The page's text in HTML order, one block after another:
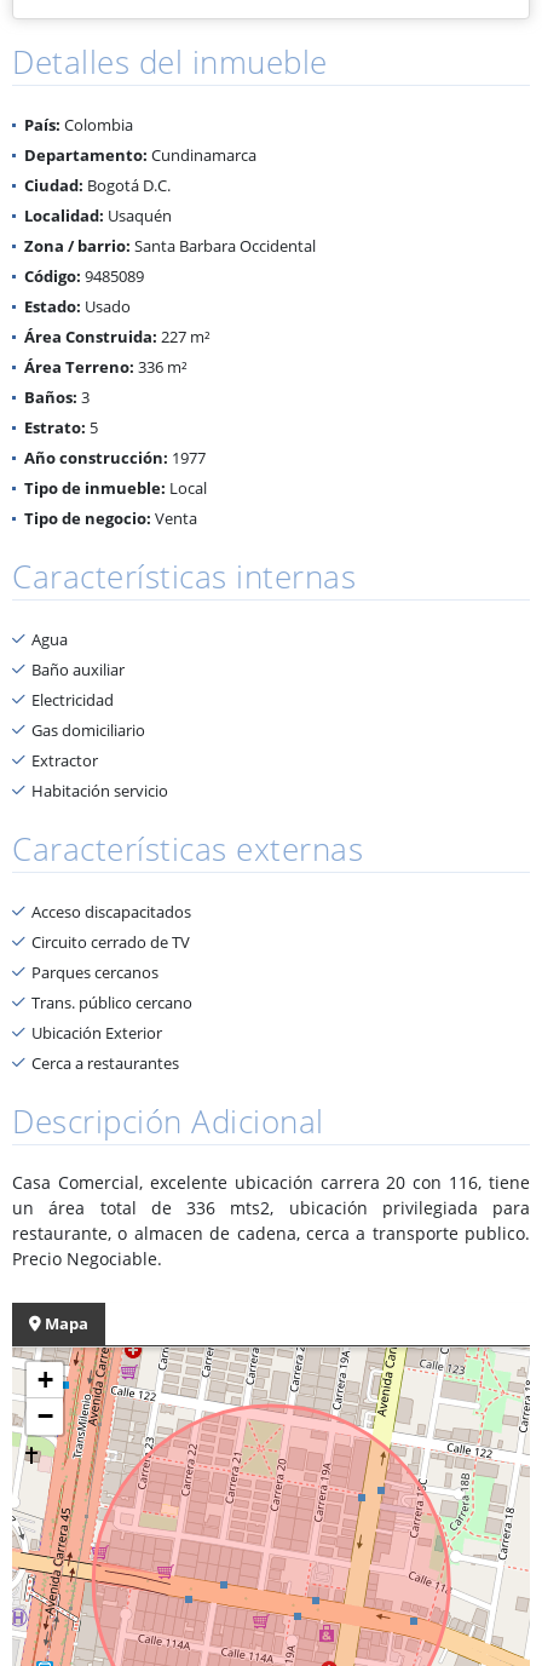
Detalles del inmueble
País: Colombia
Departamento: Cundinamarca
Ciudad: Bogotá D.C.
Localidad: Usaquén
Zona / barrio: Santa Barbara Occidental
Código: 9485089
Estado: Usado
Área Construida: 227 m²
Área Terreno: 336 m²
Baños: 3
Estrato: 5
Año construcción: 1977
Tipo de inmueble: Local
Tipo de negocio: Venta
Características internas
Agua
Baño auxiliar
Electricidad
Gas domiciliario
Extractor
Habitación servicio
Características externas
Acceso discapacitados
Circuito cerrado de TV
Parques cercanos
Trans. público cercano
Ubicación Exterior
Cerca a restaurantes
Descripción Adicional
Casa Comercial, excelente ubicación carrera 20 con 116, tiene
un área total de 336 mts2, ubicación privilegiada para
restaurante, o almacen de cadena, cerca a transporte publico.
Precio Negociable.
Mapa
+
−